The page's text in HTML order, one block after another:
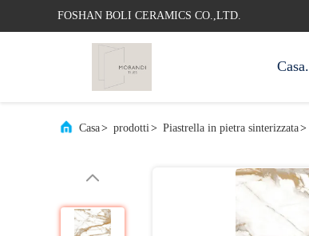
FOSHAN BOLI CERAMICS CO.,LTD.
Casa.
Casa> prodotti> Piastrella in pietra sinterizzata>